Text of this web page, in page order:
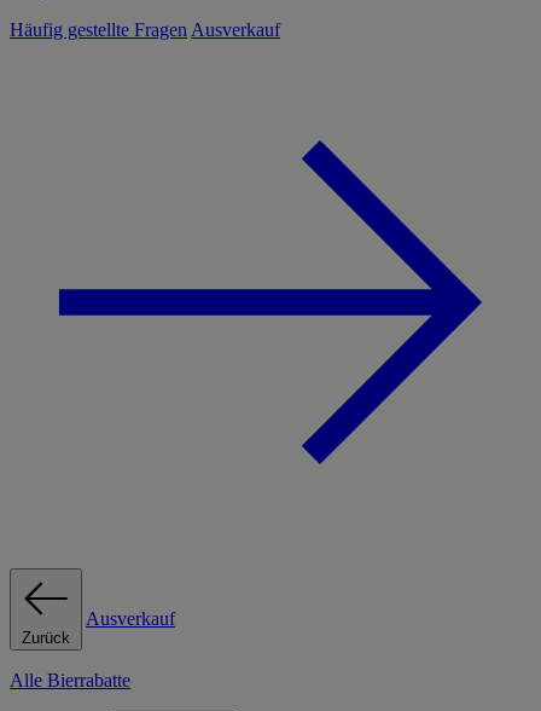
Häufig gestellte Fragen Ausverkauf
Zurück
Ausverkauf
Alle Bierrabatte